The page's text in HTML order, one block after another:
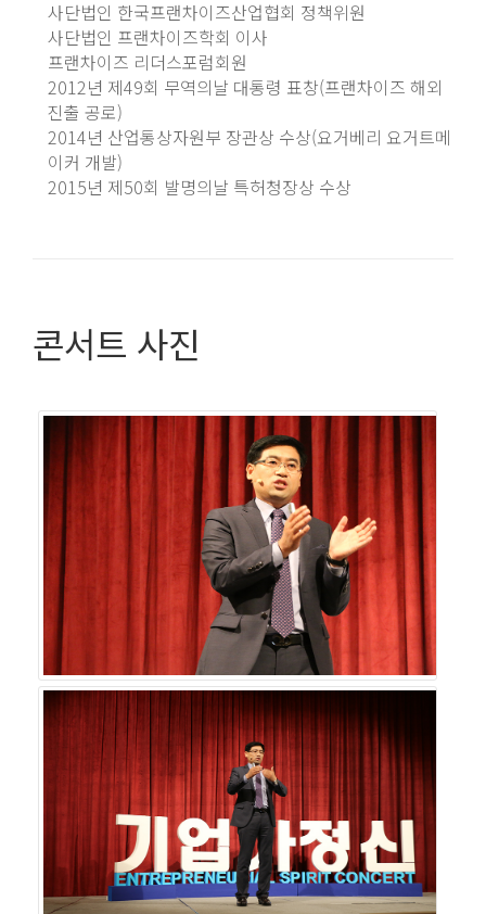
사단법인 한국프랜차이즈산업협회 정책위원
사단법인 프랜차이즈학회 이사
프랜차이즈 리더스포럼회원
2012년 제49회 무역의날 대통령 표창(프랜차이즈 해외
진출 공로)
2014년 산업통상자원부 장관상 수상(요거베리 요거트메
이커 개발)
2015년 제50회 발명의날 특허청장상 수상
콘서트 사진